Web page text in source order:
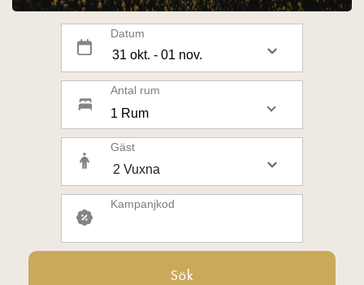
Datum
Antal rum
1 Rum
Gäst
Kampanjkod
Sök